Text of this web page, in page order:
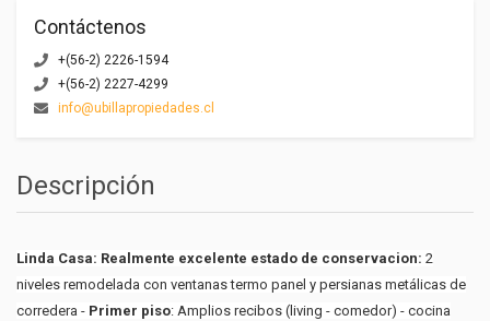
Contáctenos
+(56-2) 2226-1594
+(56-2) 2227-4299
info@ubillapropiedades.cl
Descripción
Linda Casa: Realmente excelente estado de conservacion: 2
niveles remodelada con ventanas termo panel y persianas metálicas de
corredera - Primer piso: Amplios recibos (living - comedor) - cocina